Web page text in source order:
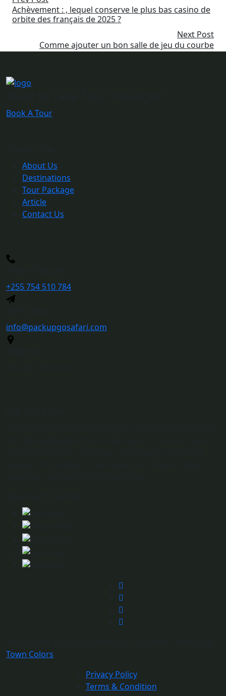
Achèvement : , lequel conserve le plus bas casino de
orbite des français de 2025 ?
Next Post
Comme ajouter un bon salle de jeu du courbe
Allemagne legal ?
Book A Tour
About Us
Destinations
Tour Package
Article
Contact Us
+255 754 510 784
info@packupgosafari.com
Town Colors
Privacy Policy
Terms & Condition